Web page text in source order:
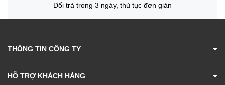
Đổi trả trong 3 ngày, thủ tục đơn giản
THÔNG TIN CÔNG TY
HỖ TRỢ KHÁCH HÀNG